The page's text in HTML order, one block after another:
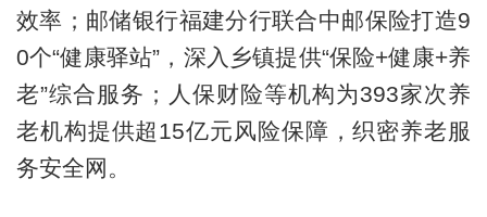
效率；邮储银行福建分行联合中邮保险打造9
0个“健康驿站”，深入乡镇提供“保险+健康+养
老”综合服务；人保财险等机构为393家次养
老机构提供超15亿元风险保障，织密养老服
务安全网。